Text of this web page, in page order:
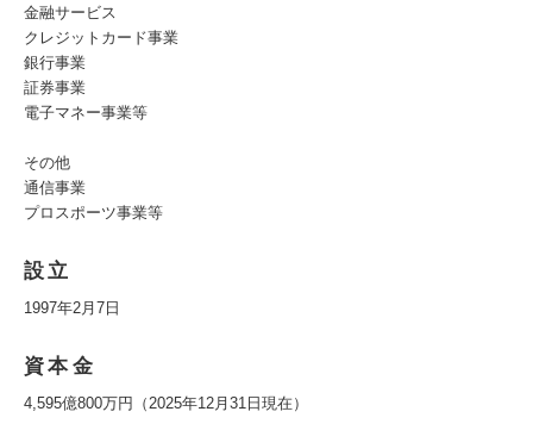
金融サービス
クレジットカード事業
銀行事業
証券事業
電子マネー事業等
その他
通信事業
プロスポーツ事業等
設立
1997年2月7日
資本金
4,595億800万円（2025年12月31日現在）